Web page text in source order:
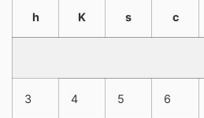
h K s c
3 4 5 6